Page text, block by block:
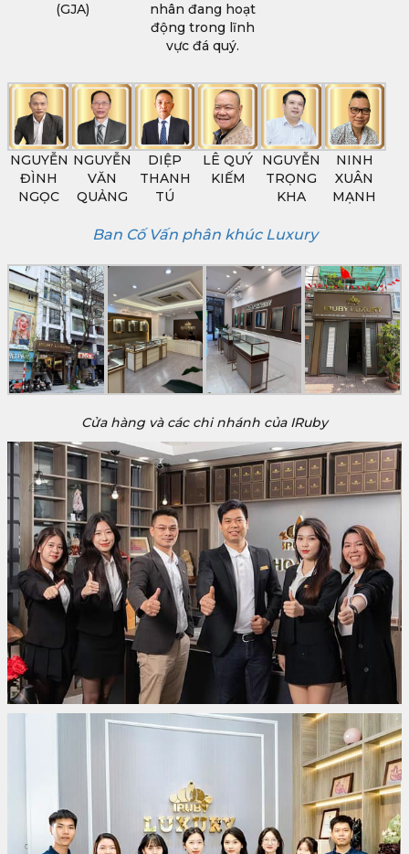
(GJA)
nhân đang hoạt
động trong lĩnh
vực đá quý.
NGUYỄN
ĐÌNH
NGỌC
NGUYỄN
VĂN
QUẢNG
DIỆP
THANH
TÚ
LÊ QUÝ
KIẾM
NGUYỄN
TRỌNG
KHA
NINH
XUÂN
MẠNH
Ban Cố Vấn phân khúc Luxury
Cửa hàng và các chi nhánh của IRuby